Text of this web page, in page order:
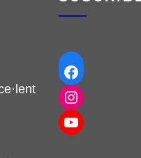
Facebook
Instagram
YouTube